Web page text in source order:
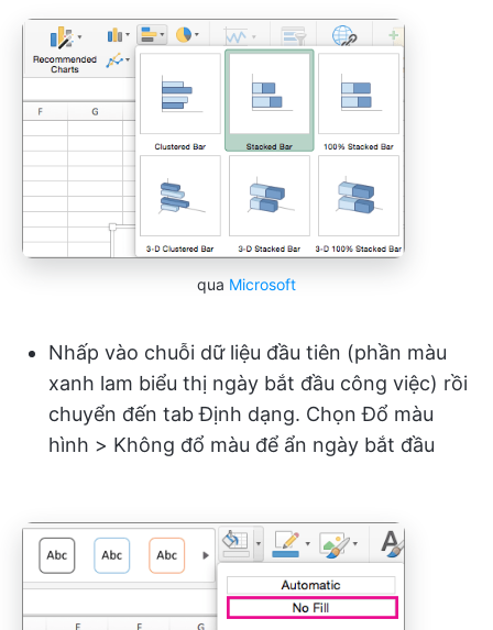
qua Microsoft
Nhấp vào chuỗi dữ liệu đầu tiên (phần màu
xanh lam biểu thị ngày bắt đầu công việc) rồi
chuyển đến tab Định dạng. Chọn Đổ màu
hình > Không đổ màu để ẩn ngày bắt đầu